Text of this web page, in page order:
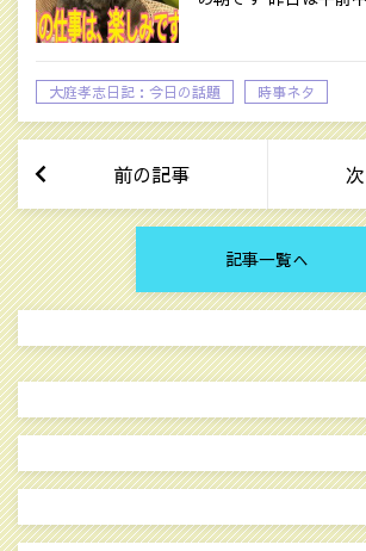
大庭孝志日記：今日の話題 時事ネタ
前の記事
記事一覧へ